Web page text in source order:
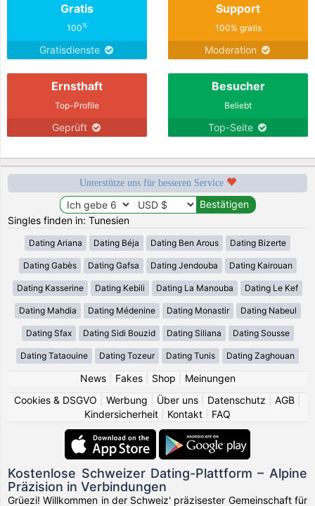
Gratis
100%
Gratisdienste
Support
100% gratis
Moderation
Ernsthaft
Top-Profile
Geprüft
Besucher
Beliebt
Top-Seite
Unterstütze uns für besseren Service
Singles finden in: Tunesien
Dating Ariana Dating Béja Dating Ben Arous Dating Bizerte
Dating Gabès Dating Gafsa Dating Jendouba Dating Kairouan
Dating Kasserine Dating Kebili Dating La Manouba Dating Le Kef
Dating Mahdia Dating Médenine Dating Monastir Dating Nabeul
Dating Sfax Dating Sidi Bouzid Dating Siliana Dating Sousse
Dating Tataouine Dating Tozeur Dating Tunis Dating Zaghouan
News| Fakes| Shop
Meinungen
Cookies & DSGVO
Werbung Über uns Datenschutz AGB
Kindersicherheit
Kontakt FAQ
Kostenlose Schweizer Dating-Plattform – Alpine
Präzision in Verbindungen
Grüezi! Willkommen in der Schweiz' präzisester Gemeinschaft für